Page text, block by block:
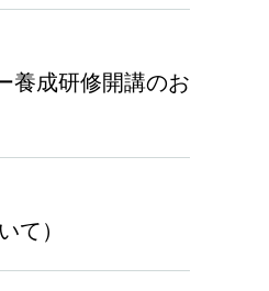
養成研修開講のお
て）